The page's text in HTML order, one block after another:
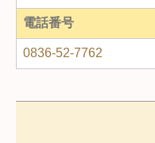
電話番号
0836-52-7762